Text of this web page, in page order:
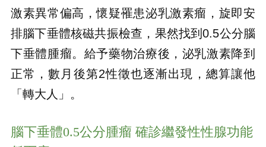
激素異常偏高，懷疑罹患泌乳激素瘤，旋即安
排腦下垂體核磁共振檢查，果然找到0.5公分腦
下垂體腫瘤。給予藥物治療後，泌乳激素降到
正常，數月後第2性徵也逐漸出現，總算讓他
「轉大人」。
腦下垂體0.5公分腫瘤 確診繼發性性腺功能